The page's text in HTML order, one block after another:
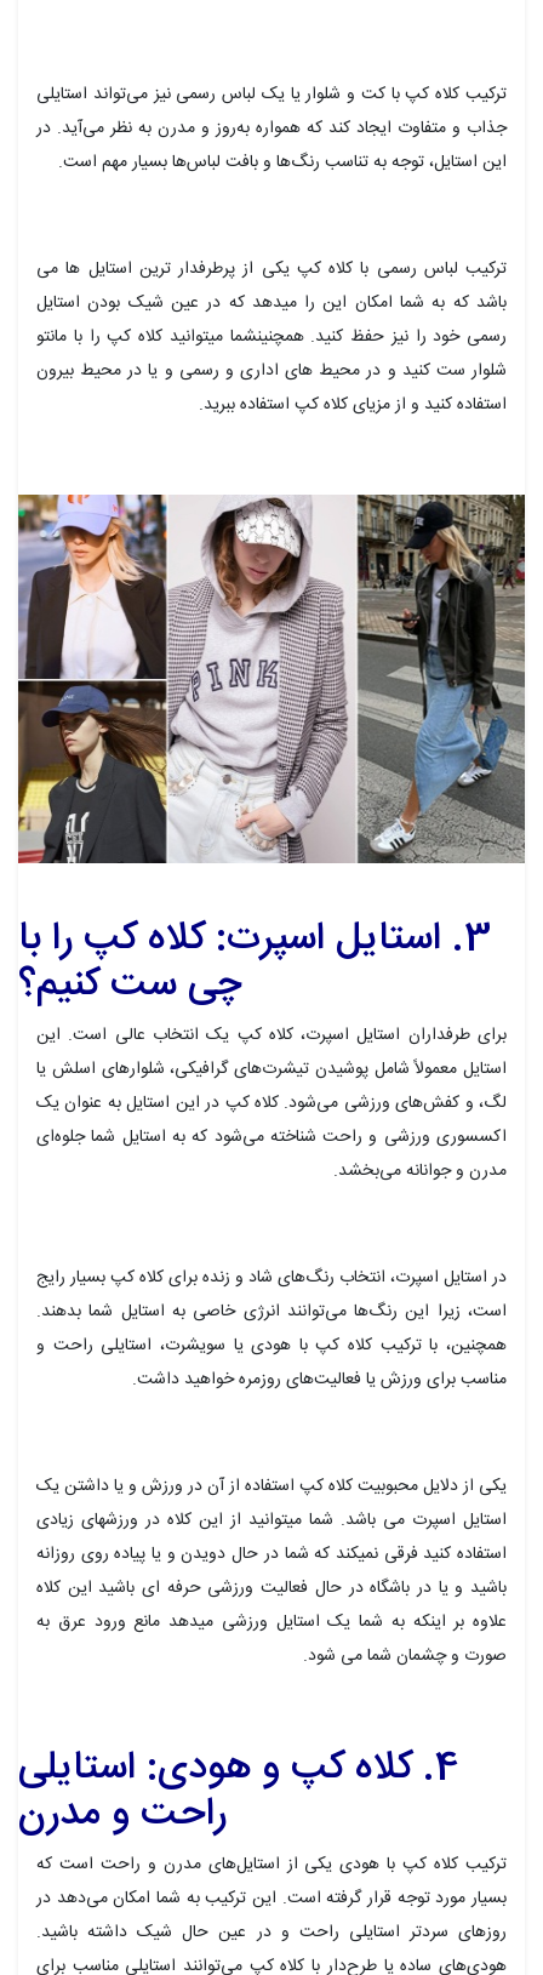
ترکیب کلاه کپ با کت و شلوار یا یک لباس رسمی نیز می‌تواند استایلی
جذاب و متفاوت ایجاد کند که همواره به‌روز و مدرن به نظر می‌آید. در
این استایل، توجه به تناسب رنگ‌ها و بافت لباس‌ها بسیار مهم است.
ترکیب لباس رسمی با کلاه کپ یکی از پرطرفدار ترین استایل ها می
باشد که به شما امکان این را میدهد که در عین شیک بودن استایل
رسمی خود را نیز حفظ کنید. همچنینشما میتوانید کلاه کپ را با مانتو
شلوار ست کنید و در محیط های اداری و رسمی و یا در محیط بیرون
استفاده کنید و از مزیای کلاه کپ استفاده ببرید.
3. استایل اسپرت: کلاه کپ را با
چی ست کنیم؟
برای طرفداران استایل اسپرت، کلاه کپ یک انتخاب عالی است. این
استایل معمولاً شامل پوشیدن تیشرت‌های گرافیکی، شلوارهای اسلش یا
لگ، و کفش‌های ورزشی می‌شود. کلاه کپ در این استایل به عنوان یک
اکسسوری ورزشی و راحت شناخته می‌شود که به استایل شما جلوه‌ای
مدرن و جوانانه می‌بخشد.
در استایل اسپرت، انتخاب رنگ‌های شاد و زنده برای کلاه کپ بسیار رایج
است، زیرا این رنگ‌ها می‌توانند انرژی خاصی به استایل شما بدهند.
همچنین، با ترکیب کلاه کپ با هودی یا سویشرت، استایلی راحت و
مناسب برای ورزش یا فعالیت‌های روزمره خواهید داشت.
یکی از دلایل محبوبیت کلاه کپ استفاده از آن در ورزش و یا داشتن یک
استایل اسپرت می باشد. شما میتوانید از این کلاه در ورزشهای زیادی
استفاده کنید فرقی نمیکند که شما در حال دویدن و یا پیاده روی روزانه
باشید و یا در باشگاه در حال فعالیت ورزشی حرفه ای باشید این کلاه
علاوه بر اینکه به شما یک استایل ورزشی میدهد مانع ورود عرق به
صورت و چشمان شما می شود.
4. کلاه کپ و هودی: استایلی
راحت و مدرن
ترکیب کلاه کپ با هودی یکی از استایل‌های مدرن و راحت است که
بسیار مورد توجه قرار گرفته است. این ترکیب به شما امکان می‌دهد در
روزهای سردتر استایلی راحت و در عین حال شیک داشته باشید.
هودی‌های ساده یا طرح‌دار با کلاه کپ می‌توانند استایلی مناسب برای